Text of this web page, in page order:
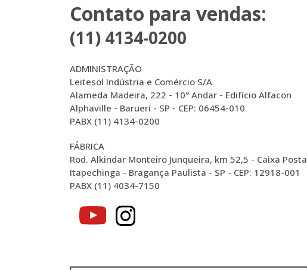
Contato para vendas:
(11) 4134-0200
ADMINISTRAÇÃO
Leitesol Indústria e Comércio S/A
Alameda Madeira, 222 - 10º Andar - Edifício Alfacon
Alphaville - Barueri - SP - CEP: 06454-010
PABX (11) 4134-0200
FÁBRICA
Rod. Alkindar Monteiro Junqueira, km 52,5 - Caixa
Itapechinga - Bragança Paulista - SP - CEP: 12918-001
PABX (11) 4034-7150